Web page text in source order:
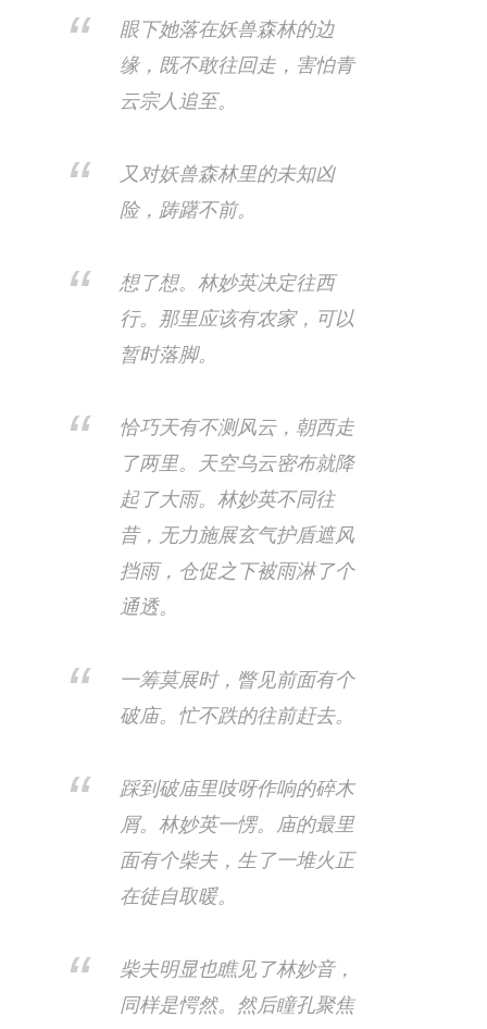
眼下她落在妖兽森林的边
缘，既不敢往回走，害怕青
云宗人追至。
又对妖兽森林里的未知凶
险，踌躇不前。​
想了想。林妙英决定往西
行。那里应该有农家，可以
暂时落脚。​
恰巧天有不测风云，朝西走
了两里。天空乌云密布就降
起了大雨。林妙英不同往
昔，无力施展玄气护盾遮风
挡雨，仓促之下被雨淋了个
通透。
一筹莫展时，瞥见前面有个
破庙。​忙不跌的往前赶去。
踩到破庙里吱呀作响的碎木
屑。林妙英一愣。​庙的最里
面有个柴夫，生了一堆火正
在徒自取暖。
柴夫明显也瞧见了林妙音，
同样是愕然。​然后瞳孔聚焦